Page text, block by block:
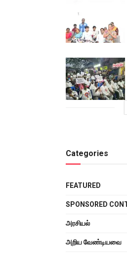
Categories
FEATURED
SPONSORED
அரசியல்
அறிய வேண்டியவை